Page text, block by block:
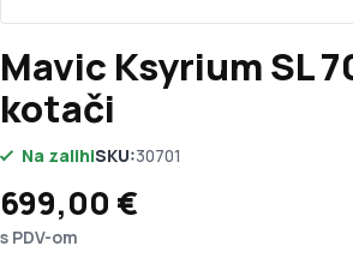
Mavic Ksyrium SL
kotači
Na zalihiSKU:30701
699,00 €
s PDV-om